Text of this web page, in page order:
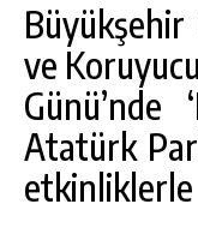
ve
Günü’nde
Atatürk
etkinliklerle